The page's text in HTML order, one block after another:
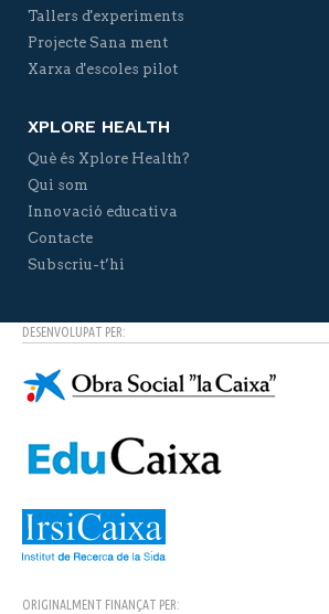
Tallers d'experiments
Projecte Sana ment
Xarxa d'escoles pilot
XPLORE HEALTH
Què és Xplore Health?
Qui som
Innovació educativa
Contacte
Subscriu-t’hi
DESENVOLUPAT PER:
ORIGINALMENT FINANÇAT PER: